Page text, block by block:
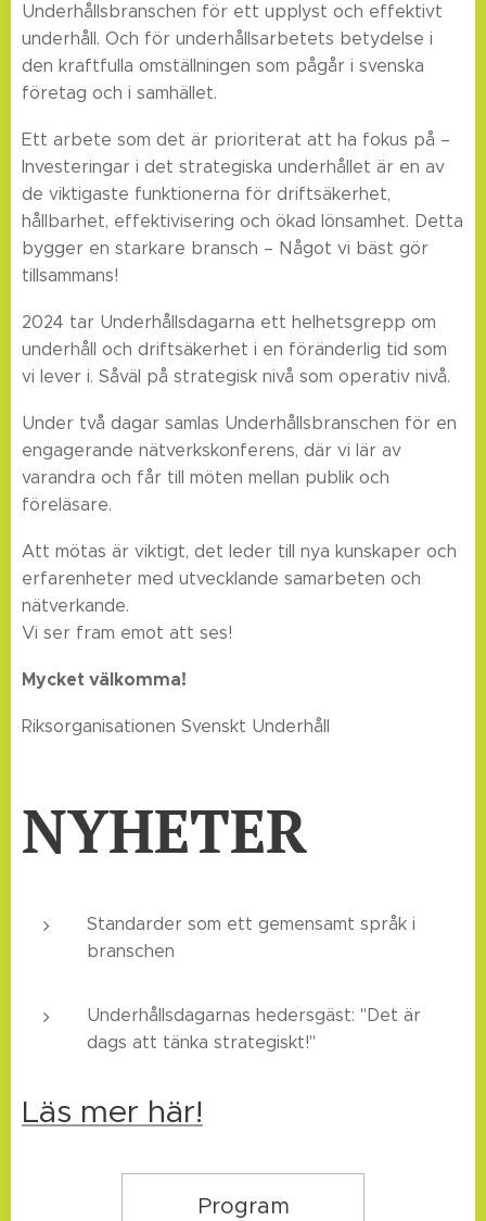
Underhållsbranschen för ett upplyst och effektivt
underhåll. Och för underhållsarbetets betydelse i
den kraftfulla omställningen som pågår i svenska
företag och i samhället.
Ett arbete som det är prioriterat att ha fokus på –
Investeringar i det strategiska underhållet är en av
de viktigaste funktionerna för driftsäkerhet,
hållbarhet, effektivisering och ökad lönsamhet. Detta
bygger en starkare bransch – Något vi bäst gör
tillsammans!
2024 tar Underhållsdagarna ett helhetsgrepp om
underhåll och driftsäkerhet i en föränderlig tid som
vi lever i. Såväl på strategisk nivå som operativ nivå.
Under två dagar samlas Underhållsbranschen för en
engagerande nätverkskonferens, där vi lär av
varandra och får till möten mellan publik och
föreläsare.
Att mötas är viktigt, det leder till nya kunskaper och
erfarenheter med utvecklande samarbeten och
nätverkande.
Vi ser fram emot att ses!
Mycket välkomma!
Riksorganisationen Svenskt Underhåll
NYHETER
Standarder som ett gemensamt språk i
branschen
Underhållsdagarnas hedersgäst: "Det är
dags att tänka strategiskt!"
Läs mer här!
Program